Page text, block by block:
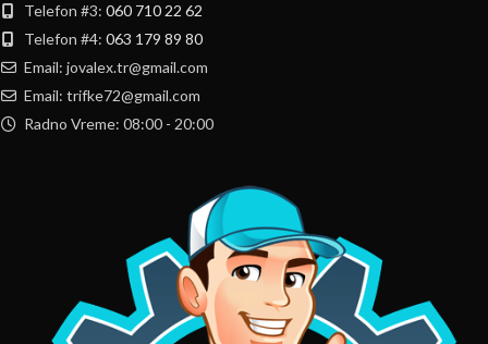
Telefon #3: 060 710 22 62
Telefon #4: 063 179 89 80
Email: jovalex.tr@gmail.com
Email: trifke72@gmail.com
Radno Vreme: 08:00 - 20:00